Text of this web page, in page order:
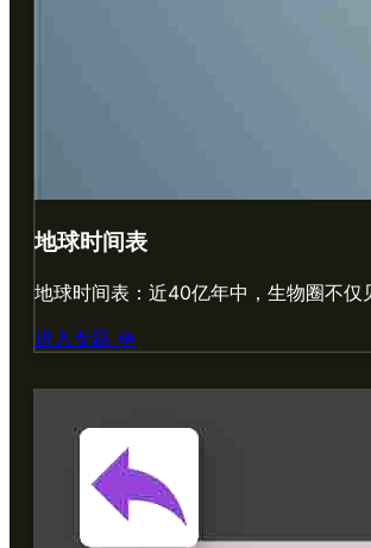
地球时间表
地球时间表：近40亿年中，生物圈不
进入专题 